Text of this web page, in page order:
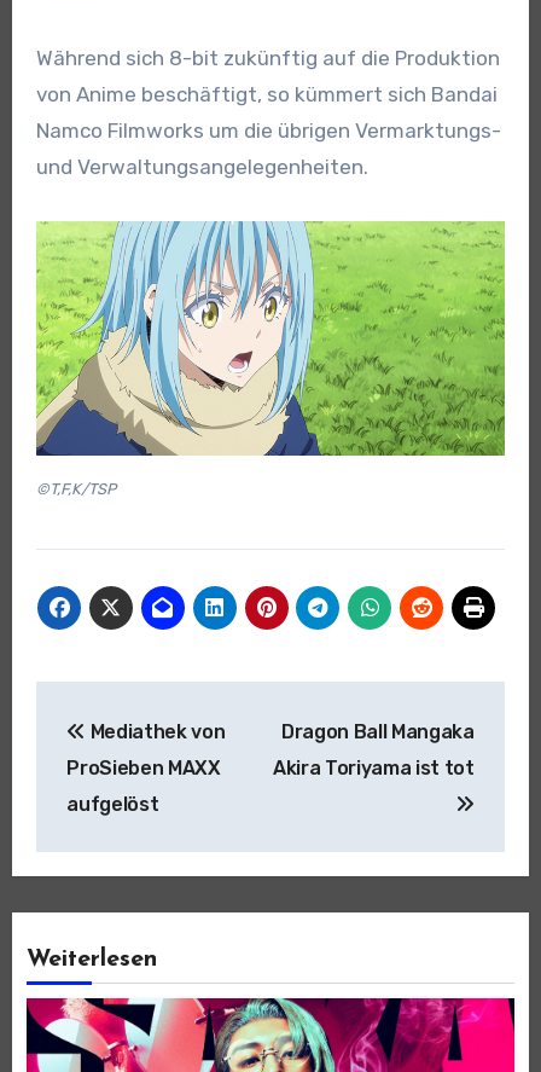
Während sich 8-bit zukünftig auf die Produktion
von Anime beschäftigt, so kümmert sich Bandai
Namco Filmworks um die übrigen Vermarktungs-
und Verwaltungsangelegenheiten.
©T,F,K/TSP
Mediathek von
ProSieben MAXX
aufgelöst
Dragon Ball Mangaka
Akira Toriyama ist tot
Weiterlesen